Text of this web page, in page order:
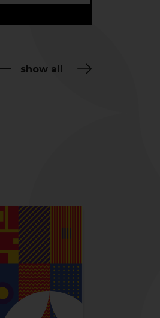
show all